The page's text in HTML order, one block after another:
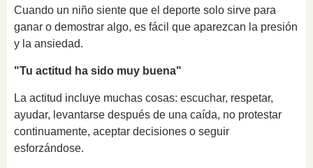
Cuando un niño siente que el deporte solo sirve para
ganar o demostrar algo, es fácil que aparezcan la presión
y la ansiedad.
"Tu actitud ha sido muy buena"
La actitud incluye muchas cosas: escuchar, respetar,
ayudar, levantarse después de una caída, no protestar
continuamente, aceptar decisiones o seguir
esforzándose.